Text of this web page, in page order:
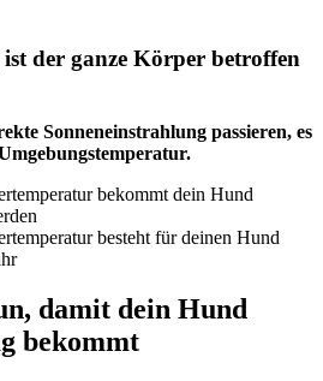
ist der ganze Körper betroffen
Sonneneinstrahlung passieren, es
bekommt dein Hund
besteht für deinen Hund
damit dein Hund
bekommt